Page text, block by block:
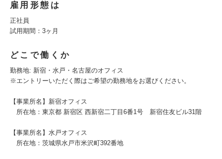
雇用形態は
正社員
試用期間：3ヶ月
どこで働くか
勤務地: 新宿・水戸・名古屋のオフィス
※エントリーいただく際はご希望の勤務地をお選びください。
【事業所名】新宿オフィス
所在地：東京都 新宿区 西新宿二丁目6番1号 新宿住友ビル31階
【事業所名】水戸オフィス
所在地：茨城県水戸市米沢町392番地